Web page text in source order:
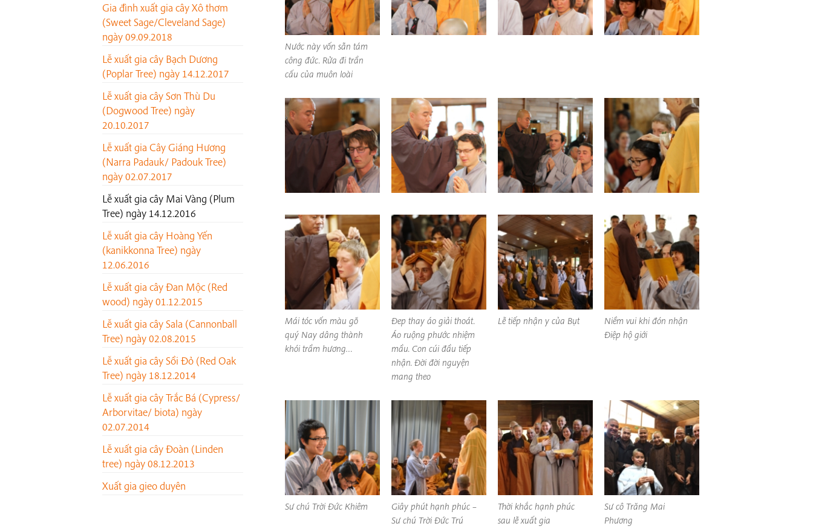
Gia đình xuất gia cây Xô thơm
(Sweet Sage/Cleveland Sage)
ngày 09.09.2018
Lễ xuất gia cây Bạch Dương
(Poplar Tree) ngày 14.12.2017
Lễ xuất gia cây Sơn Thù Du
(Dogwood Tree) ngày
20.10.2017
Lễ xuất gia Cây Giáng Hương
(Narra Padauk/ Padouk Tree)
ngày 02.07.2017
Lễ xuất gia cây Mai Vàng (Plum
Tree) ngày 14.12.2016
Lễ xuất gia cây Hoàng Yến
(kanikkonna Tree) ngày
12.06.2016
Lễ xuất gia cây Đan Mộc (Red
wood) ngày 01.12.2015
Lễ xuất gia cây Sala (Cannonball
Tree) ngày 02.08.2015
Lễ xuất gia cây Sồi Đỏ (Red Oak
Tree) ngày 18.12.2014
Lễ xuất gia cây Trắc Bá (Cypress/
Arborvitae/ biota) ngày
02.07.2014
Lễ xuất gia cây Đoàn (Linden
tree) ngày 08.12.2013
Xuất gia gieo duyên
Nước này vốn sẵn tám
công đức. Rửa đi trần
cấu của muôn loài
Mái tóc vốn màu gỗ
quý Nay dâng thành
khói trầm hương…
Đep thay áo giải thoát.
Áo ruộng phước nhiệm
mầu. Con cúi đầu tiếp
nhận. Đời đời nguyện
mang theo
Lễ tiếp nhận y của Bụt
Niềm vui khi đón nhận
Điệp hộ giới
Sư chú Trời Đức Khiêm
Giây phút hạnh phúc –
Sư chú Trời Đức Trú
Thời khắc hạnh phúc
sau lễ xuất gia
Sư cô Trăng Mai
Phương